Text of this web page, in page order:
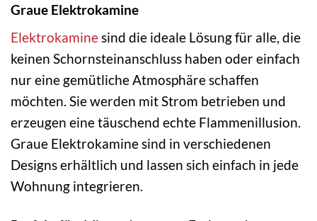
Graue Elektrokamine
Elektrokaminesind die ideale Lösung für alle, die
keinen Schornsteinanschluss haben oder einfach
nur eine gemütliche Atmosphäre schaffen
möchten. Sie werden mit Strom betrieben und
erzeugen eine täuschend echte Flammenillusion.
Graue Elektrokamine sind in verschiedenen
Designs erhältlich und lassen sich einfach in jede
Wohnung integrieren.